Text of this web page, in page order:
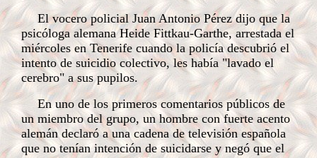
El vocero policial Juan Antonio Pérez dijo que la
psicóloga alemana Heide Fittkau-Garthe, arrestada el
miércoles en Tenerife cuando la policía descubrió el
intento de suicidio colectivo, les había "lavado el
cerebro" a sus pupilos.
En uno de los primeros comentarios públicos de
un miembro del grupo, un hombre con fuerte acento
alemán declaró a una cadena de televisión española
que no tenían intención de suicidarse y negó que el